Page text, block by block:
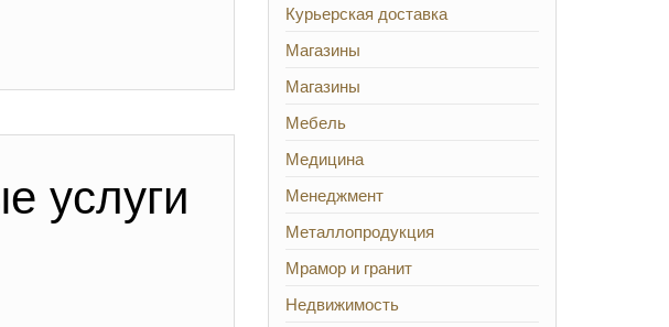
услуги
Курьерская доставка
Магазины
Магазины
Мебель
Медицина
Менеджмент
Металлопродукция
Мрамор и гранит
Недвижимость